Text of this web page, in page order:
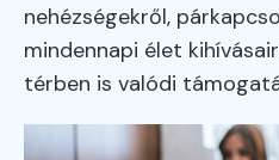
nehézségekről,
mindennapi élet
térben is valódi